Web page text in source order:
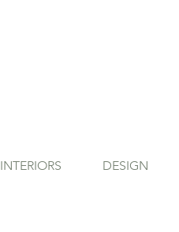
INTERIORS DESIGN